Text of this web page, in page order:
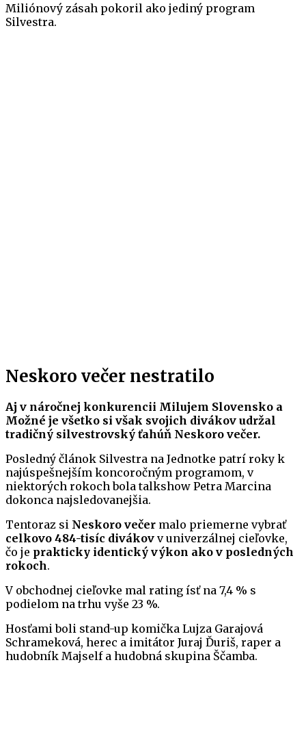
Miliónový zásah pokoril ako jediný program
Silvestra.
Neskoro večer nestratilo
Aj v náročnej konkurencii Milujem Slovensko a
Možné je všetko si však svojich divákov udržal
tradičný silvestrovský ťahúň Neskoro večer.
Posledný článok Silvestra na Jednotke patrí roky k
najúspešnejším koncoročným programom, v
niektorých rokoch bola talkshow Petra Marcina
dokonca najsledovanejšia.
Tentoraz si Neskoro večer malo priemerne vybrať
celkovo 484-tisíc divákov v univerzálnej cieľovke,
čo je prakticky identický výkon ako v posledných
rokoch.
V obchodnej cieľovke mal rating ísť na 7,4 % s
podielom na trhu vyše 23 %.
Hosťami boli stand-up komička Lujza Garajová
Schrameková, herec a imitátor Juraj Ďuriš, raper a
hudobník Majself a hudobná skupina Ščamba.